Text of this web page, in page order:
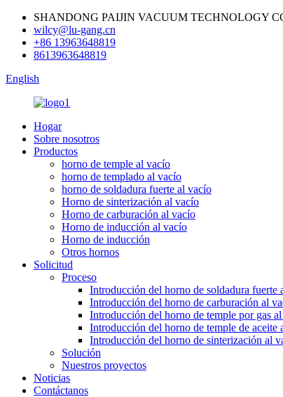
SHANDONG PAIJIN VACUUM TECHNOLOGY
wilcy@lu-gang.cn
+86 13963648819
8613963648819
English
Hogar
Sobre nosotros
Productos
horno de temple al vacío
horno de templado al vacío
horno de soldadura fuerte al vacío
Horno de sinterización al vacío
Horno de carburación al vacío
Horno de inducción al vacío
Horno de inducción
Otros hornos
Solicitud
Proceso
Introducción del horno de soldadura fuerte
Introducción del horno de carburación al
Introducción del horno de temple por gas
Introducción del horno de temple de aceite
Introducción del horno de sinterización al
Solución
Nuestros proyectos
Noticias
Contáctanos